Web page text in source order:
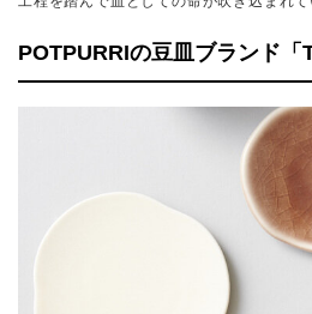
POTPURRIの豆皿ブランド